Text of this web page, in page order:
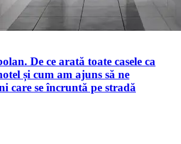
De ce arată toate casele ca
și cum am ajuns să ne
care se încruntă pe stradă